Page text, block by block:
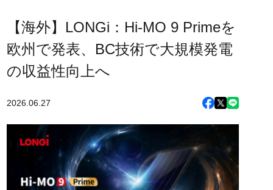
【海外】LONGi：Hi-MO 9 Primeを
欧州で発表、BC技術で大規模発電
の収益性向上へ
2026.06.27